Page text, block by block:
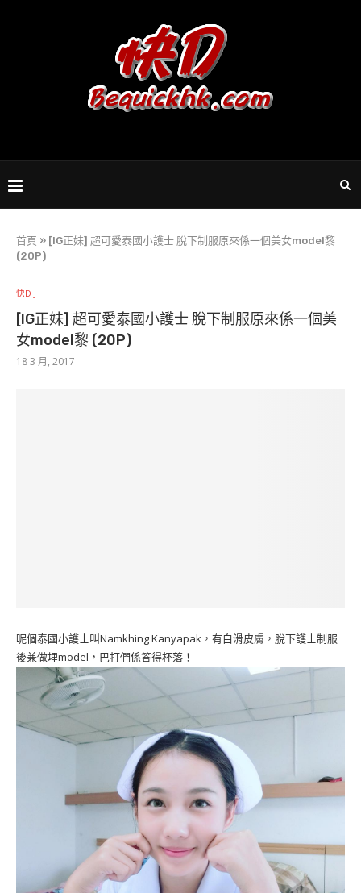
首頁 » [IG正妹] 超可愛泰國小護士 脫下制服原來係一個美女model黎
(20P)
快D J
[IG正妹] 超可愛泰國小護士 脫下制服原來係一個美
女model黎 (20P)
18 3 月, 2017
呢個泰國小護士叫Namkhing Kanyapak，有白滑皮膚，脫下護士制服
後兼做埋model，巴打們係答得杯落！